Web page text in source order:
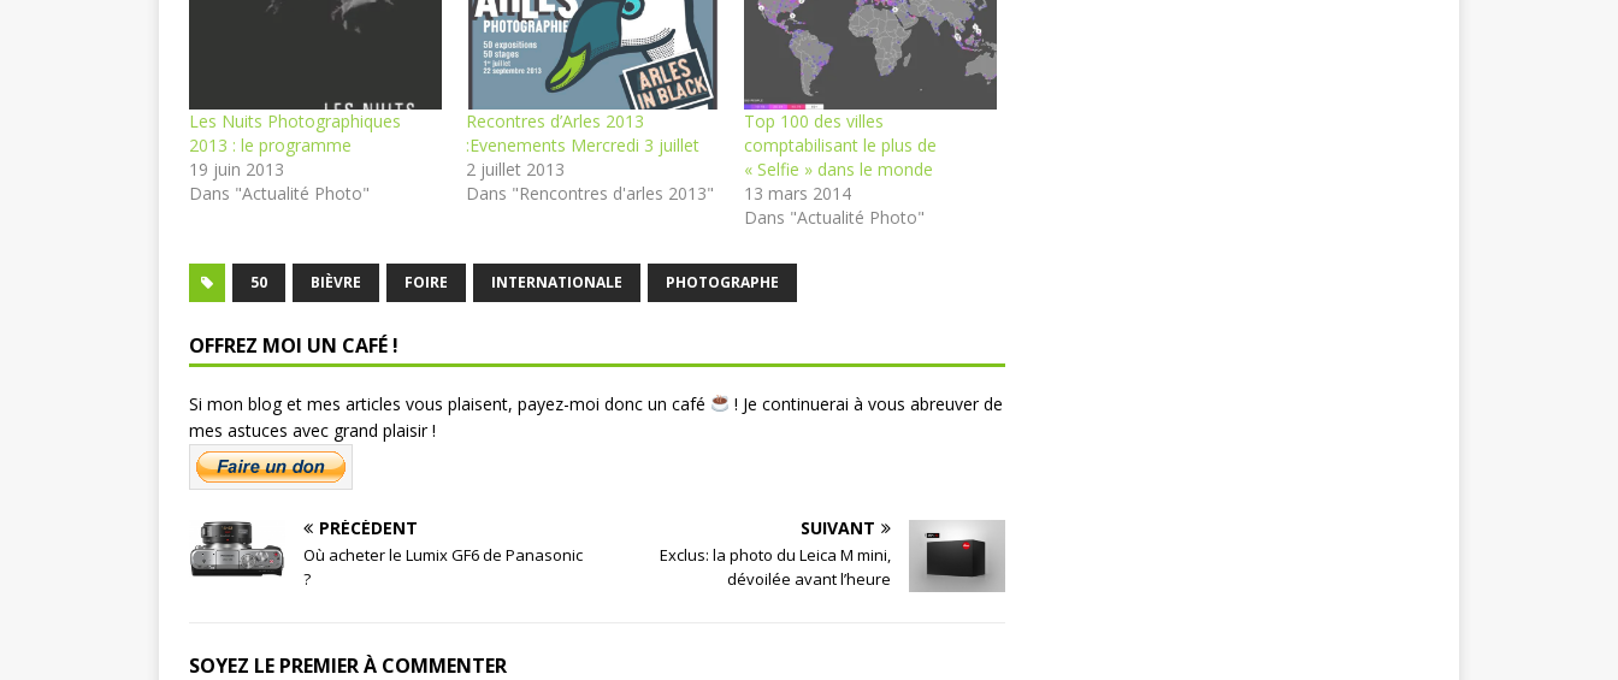
Les Nuits Photographiques
2013 : le programme
19 juin 2013
Dans "Actualité Photo"
Recontres d’Arles 2013
:Evenements Mercredi 3 juillet
2 juillet 2013
Dans "Rencontres d'arles 2013"
Top 100 des villes
comptabilisant le plus de
« Selfie » dans le monde
13 mars 2014
Dans "Actualité Photo"
50 BIÈVRE FOIRE INTERNATIONALE PHOTOGRAPHE
OFFREZ MOI UN CAFÉ !
Si mon blog et mes articles vous plaisent, payez-moi donc un café
! Je continuerai à vous abreuver de
mes astuces avec grand plaisir !
PRÉCÉDENT
Où acheter le Lumix GF6 de Panasonic
?
SUIVANT
Exclus: la photo du Leica M mini,
dévoilée avant l’heure
SOYEZ LE PREMIER À COMMENTER